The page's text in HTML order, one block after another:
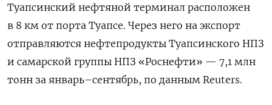
Туапсинский нефтяной терминал расположен
в 8 км от порта Туапсе. Через него на экспорт
отправляются нефтепродукты Туапсинского НПЗ
и самарской группы НПЗ «Роснефти» — 7,1 млн
тонн за январь–сентябрь, по данным Reuters.